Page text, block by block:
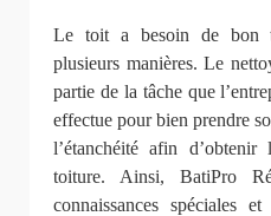
Le toit a besoin de bon
plusieurs manières. Le
partie de la tâche que
effectue pour bien prendre
l’étanchéité afin
toiture. Ainsi, BatiPro
connaissances spéciales